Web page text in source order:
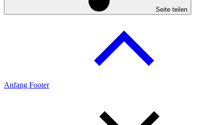
Seite teilen
Anfang Footer